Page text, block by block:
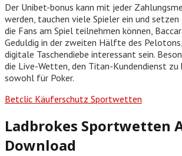
Der Unibet-bonus kann mit jeder
werden, tauchen viele Spieler ein und
die Fans am Spiel teilnehmen können,
Geduldig in der zweiten Hälfte des
digitale Taschendiebe interessant sein.
die Live-Wetten, den Titan-Kundendienst
sowohl für Poker.
Betclic Käuferschutz Sportwetten
Ladbrokes Sportwetten
Download